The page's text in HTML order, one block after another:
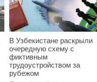
В Узбекистане раскрыли
очередную схему с
фиктивным
трудоустройством за
рубежом